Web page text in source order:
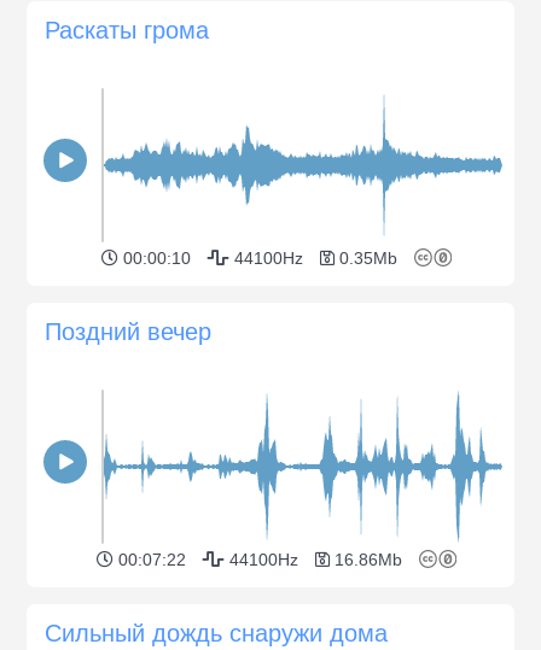
Раскаты грома
00:00:10 44100Hz 0.35Mb
Поздний вечер
00:07:22 44100Hz 16.86Mb
Сильный дождь снаружи дома